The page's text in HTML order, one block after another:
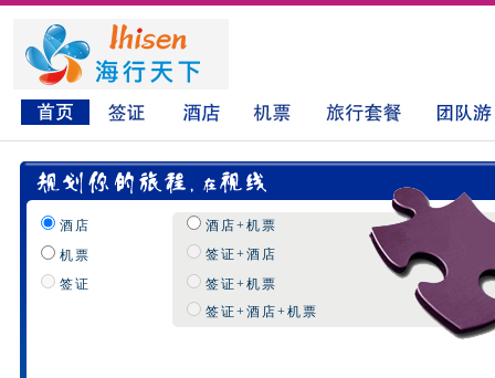
酒店
机票
签证
酒店+机票
签证+机票
签证+酒店
签证+酒店+机票